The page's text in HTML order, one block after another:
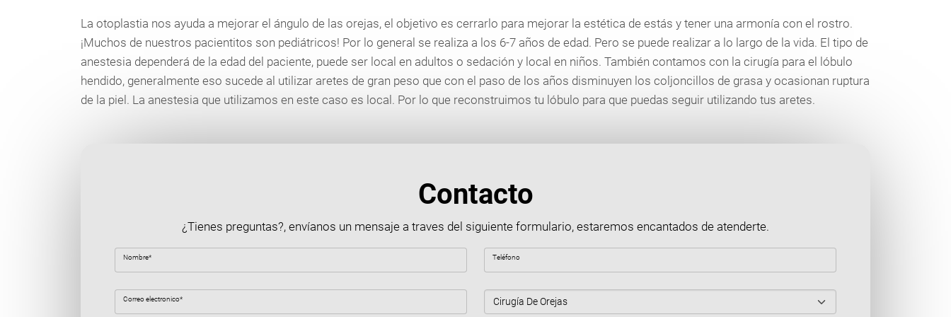
La otoplastia nos ayuda a mejorar el ángulo de las orejas, el objetivo es cerrarlo para mejorar la estética de estás y tener una armonía con el rostro.
¡Muchos de nuestros pacientitos son pediátricos! Por lo general se realiza a los 6-7 años de edad. Pero se puede realizar a lo largo de la vida. El tipo de
anestesia dependerá de la edad del paciente, puede ser local en adultos o sedación y local en niños. También contamos con la cirugía para el lóbulo
hendido, generalmente eso sucede al utilizar aretes de gran peso que con el paso de los años disminuyen los coljoncillos de grasa y ocasionan ruptura
de la piel. La anestesia que utilizamos en este caso es local. Por lo que reconstruimos tu lóbulo para que puedas seguir utilizando tus aretes.
Contacto
¿Tienes preguntas?, envíanos un mensaje a traves del siguiente formulario, estaremos encantados de atenderte.
Nombre* Teléfono
Correo electronico*